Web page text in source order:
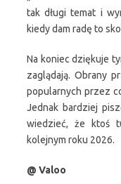
tak długi temat i
kiedy dam radę to
Na koniec dziękuje
zaglądają. Obrany
popularnych przez
Jednak bardziej
wiedzieć, że ktoś
kolejnym roku 2026.
@ Valoo